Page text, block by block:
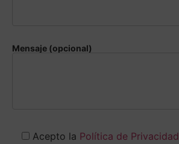
Mensaje (opcional)
Acepto la Política de Privacidad